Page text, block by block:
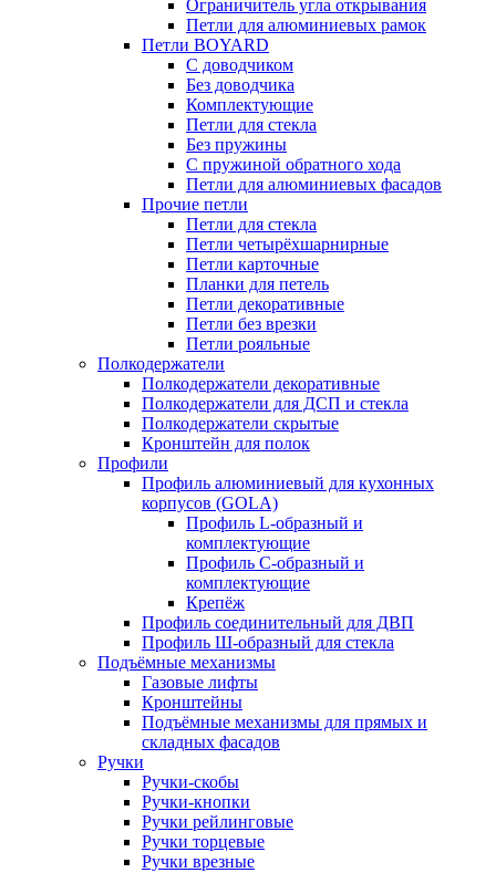
Ограничитель угла открывания
Петли для алюминиевых рамок
Петли BOYARD
С доводчиком
Без доводчика
Комплектующие
Петли для стекла
Без пружины
С пружиной обратного хода
Петли для алюминиевых фасадов
Прочие петли
Петли для стекла
Петли четырёхшарнирные
Петли карточные
Планки для петель
Петли декоративные
Петли без врезки
Петли рояльные
Полкодержатели
Полкодержатели декоративные
Полкодержатели для ДСП и стекла
Полкодержатели скрытые
Кронштейн для полок
Профили
Профиль алюминиевый для кухонных
корпусов (GOLA)
Профиль L-образный и
комплектующие
Профиль C-образный и
комплектующие
Крепёж
Профиль соединительный для ДВП
Профиль Ш-образный для стекла
Подъёмные механизмы
Газовые лифты
Кронштейны
Подъёмные механизмы для прямых и
складных фасадов
Ручки
Ручки-скобы
Ручки-кнопки
Ручки рейлинговые
Ручки торцевые
Ручки врезные